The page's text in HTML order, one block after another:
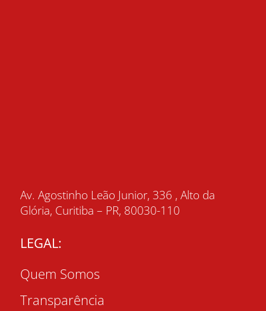
Av. Agostinho Leão Junior, 336 , Alto da
Glória, Curitiba – PR, 80030-110
LEGAL:
Quem Somos
Transparência